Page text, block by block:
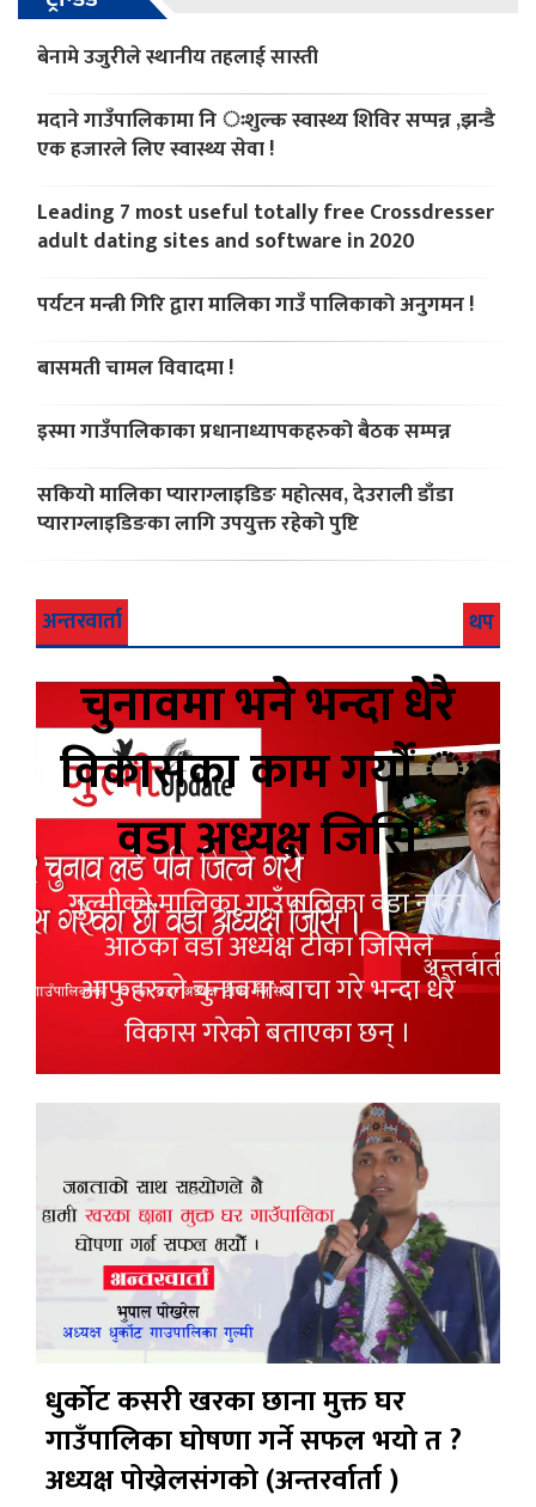
बेनामे उजुरीले स्थानीय तहलाई सास्ती
मदाने गाउँपालिकामा नि ःशुल्क स्वास्थ्य शिविर सप्पन्न ,झन्डै
एक हजारले लिए स्वास्थ्य सेवा !
Leading 7 most useful totally free Crossdresser
adult dating sites and software in 2020
पर्यटन मन्त्री गिरि द्वारा मालिका गाउँ पालिकाको अनुगमन !
बासमती चामल विवादमा !
इस्मा गाउँपालिकाका प्रधानाध्यापकहरुको बैठक सम्पन्न
सकियो मालिका प्याराग्लाइडिङ महोत्सव, देउराली डाँडा
प्याराग्लाइडिङका लागि उपयुक्त रहेको पुष्टि
अन्तरवार्ता थप
चुनावमा भने भन्दा धेरै
विकासका काम गर्यौं ः
वडा अध्यक्ष जिसि
गुल्मीको मालिका गाउँपालिका वडा नम्वर
आठका वडा अध्यक्ष टीका जिसिले
आफुहरुले चुनावमा बाचा गरे भन्दा धेरै
विकास गरेको बताएका छन् ।
धुर्कोट कसरी खरका छाना मुक्त घर
गाउँपालिका घोषणा गर्ने सफल भयो त ?
अध्यक्ष पोख्रेलसंगको (अन्तरर्वार्ता )